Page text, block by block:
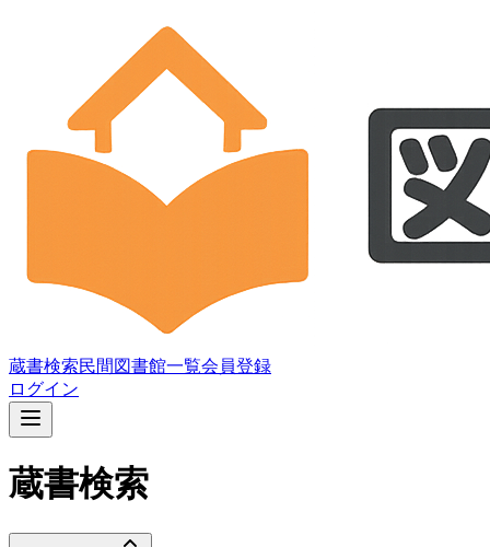
蔵書検索民間図書館一覧会員登録
ログイン
蔵書検索